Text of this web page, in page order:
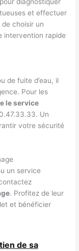
et effectuer
choisir un
intervention rapide
de fuite d’eau, il
Pour les
le service
Un
votre sécurité
un service
. Profitez de leur
et bénéficier
de sa